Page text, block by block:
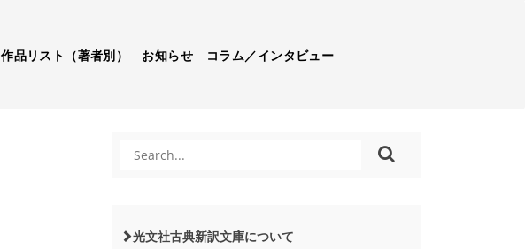
作品リスト（著者別） お知らせ コラム／インタビュー
光文社古典新訳文庫について